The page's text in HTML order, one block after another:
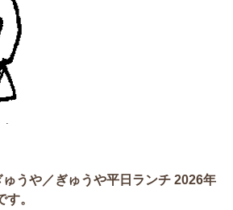
うや／ぎゅうや平日ランチ 2026年
。